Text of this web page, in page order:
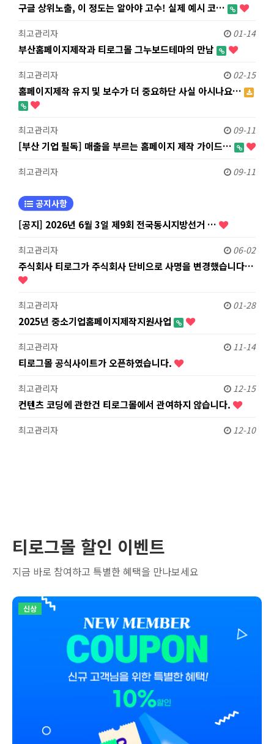
구글 상위노출, 이 정도는 알아야 고수! 실제 예시 코…
최고관리자 01-14
부산홈페이지제작과 티로그몰 그누보드테마의 만남
최고관리자 02-15
홈페이지제작 유지 및 보수가 더 중요하단 사실 아시나요…
최고관리자 09-11
[부산 기업 필독] 매출을 부르는 홈페이지 제작 가이드…
최고관리자 09-11
공지사항
[공지] 2026년 6월 3일 제9회 전국동시지방선거 …
최고관리자 06-02
주식회사 티로그가 주식회사 단비으로 사명을 변경했습니다…
최고관리자 01-28
2025년 중소기업홈페이지제작지원사업
최고관리자 11-14
티로그몰 공식사이트가 오픈하였습니다.
최고관리자 12-15
컨텐츠 코딩에 관한건 티로그몰에서 관여하지 않습니다.
최고관리자 12-10
티로그몰 할인 이벤트
지금 바로 참여하고 특별한 혜택을 만나보세요
신상